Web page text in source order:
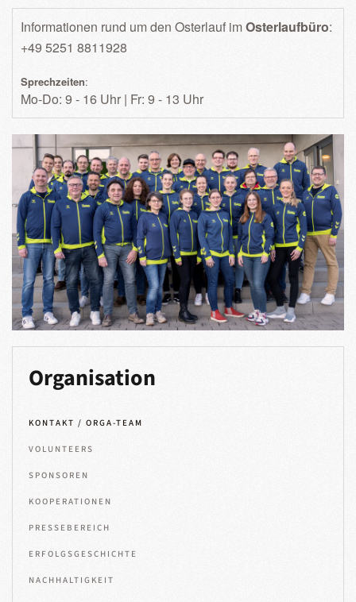
Informationen rund um den Osterlauf imOsterlaufbüro:
+49 5251 8811928
Sprechzeiten:
Mo-Do: 9 - 16 Uhr | Fr: 9 - 13 Uhr
Organisation
KONTAKT / ORGA-TEAM
VOLUNTEERS
SPONSOREN
KOOPERATIONEN
PRESSEBEREICH
ERFOLGSGESCHICHTE
NACHHALTIGKEIT